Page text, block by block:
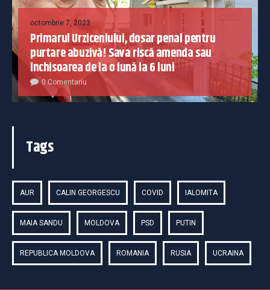
octombrie 7, 2023
Primarul Urziceniului, dosar penal pentru
purtare abuzivă! Sava riscă amenda sau
închisoarea de la o lună la 6 luni
0 Comentariu
Tags
AUR CALIN GEORGESCU COVID IALOMITA
MAIA SANDU MOLDOVA PSD PUTIN
REPUBLICA MOLDOVA ROMANIA RUSIA UCRAINA